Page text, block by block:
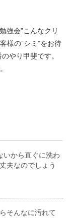
強会”こんなクリ
様の”シミ”をお待
やり甲斐です。
いから直ぐに洗わ
夫なのでしょう
そんなに汚れて